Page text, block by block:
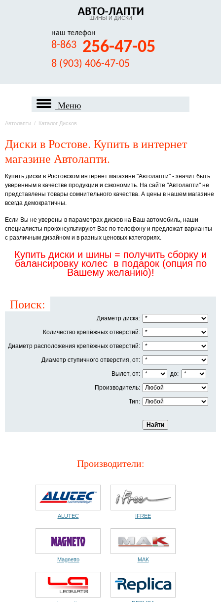
ШИНЫ И ДИСКИ
наш телефон
8-863 256-47-05
8 (903) 406-47-05
Меню
Автолапти / Каталог Дисков
Диски в Ростове. Купить в интернет
магазине Автолапти.
Купить диски в Ростовском интернет магазине "Автолапти" - значит быть
уверенным в качестве продукции и сэкономить. На сайте "Автолапти" не
представлены товары сомнительного качества. А цены в нашем магазине
всегда демократичны.
Если Вы не уверены в параметрах дисков на Ваш автомобиль, наши
специалисты проконсультируют Вас по телефону и предложат варианты
с различным дизайном и в разных ценовых категориях.
Купить диски и шины = получить сборку и
балансировку колес в подарок (опция по
Вашему желанию)!
Поиск:
Диаметр диска:
Количество крепёжных отверстий:
Диаметр расположения крепёжных отверстий:
Диаметр ступичного отверстия, от:
Вылет, от:
до:
Производитель:
Тип:
Производители:
ALUTEC IFREE
Magnetto MAK